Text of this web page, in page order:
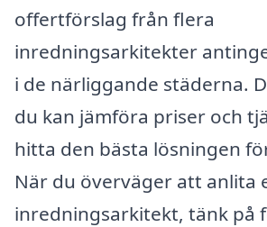
offertförslag från flera
inredningsarkitekter
i de närliggande städerna.
du kan jämföra priser och
hitta den bästa lösningen
När du överväger att anlita
inredningsarkitekt, tänk på